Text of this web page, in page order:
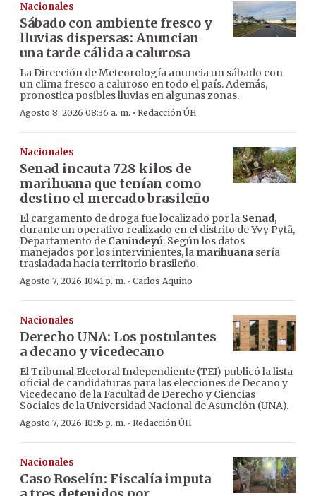
Nacionales
Sábado con ambiente fresco y
lluvias dispersas: Anuncian
una tarde cálida a calurosa
La Dirección de Meteorología anuncia un sábado con
un clima fresco a caluroso en todo el país. Además,
pronostica posibles lluvias en algunas zonas.
Agosto 8, 2026 08:36 a. m. · Redacción ÚH
Nacionales
Senad incauta 728 kilos de
marihuana que tenían como
destino el mercado brasileño
El cargamento de droga fue localizado por la Senad,
durante un operativo realizado en el distrito de Yvy Pytã,
Departamento de Canindeyú. Según los datos
manejados por los intervinientes, la marihuana sería
trasladada hacia territorio brasileño.
Agosto 7, 2026 10:41 p. m. · Carlos Aquino
Nacionales
Derecho UNA: Los postulantes
a decano y vicedecano
El Tribunal Electoral Independiente (TEI) publicó la lista
oficial de candidaturas para las elecciones de Decano y
Vicedecano de la Facultad de Derecho y Ciencias
Sociales de la Universidad Nacional de Asunción (UNA).
Agosto 7, 2026 10:35 p. m. · Redacción ÚH
Nacionales
Caso Roselín: Fiscalía imputa